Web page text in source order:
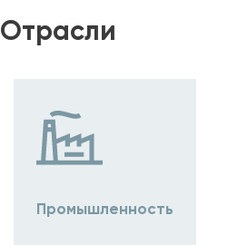
Отрасли
Промышленность